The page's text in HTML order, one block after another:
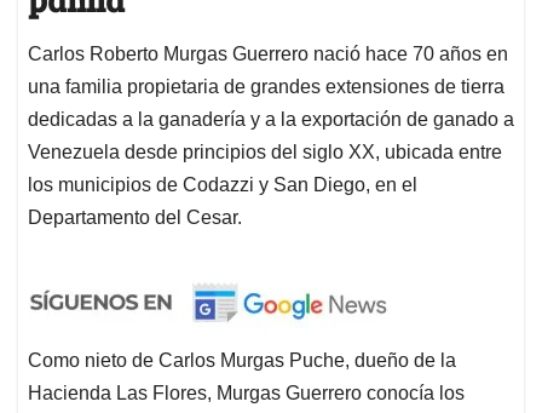
Carlos Roberto Murgas Guerrero nació hace 70 años en
una familia propietaria de grandes extensiones de tierra
dedicadas a la ganadería y a la exportación de ganado a
Venezuela desde principios del siglo XX, ubicada entre
los municipios de Codazzi y San Diego, en el
Departamento del Cesar.
Como nieto de Carlos Murgas Puche, dueño de la
Hacienda Las Flores, Murgas Guerrero conocía los